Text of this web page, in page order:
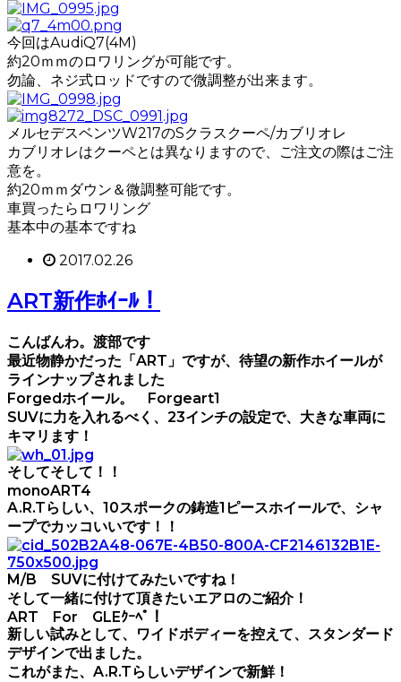
今回はAudiQ7(4M)
約20ｍｍのロワリングが可能です。
勿論、ネジ式ロッドですので微調整が出来ます。
メルセデスベンツW217のSクラスクーペ/カブリオレ
カブリオレはクーペとは異なりますので、ご注文の際はご注
意を。
約20ｍｍダウン＆微調整可能です。
車買ったらロワリング
基本中の基本ですね
2017.02.26
ART新作ﾎｲｰﾙ！
こんばんわ。渡部です
最近物静かだった「ART」ですが、待望の新作ホイールが
ラインナップされました
Forgedホイール。 Forgeart1
SUVに力を入れるべく、23インチの設定で、大きな車両に
キマリます！
そしてそして！！
monoART4
A.R.Tらしい、10スポークの鋳造1ピースホイールで、シャ
ープでカッコいいです！！
M/B SUVに付けてみたいですね！
そして一緒に付けて頂きたいエアロのご紹介！
ART For GLEｸｰﾍﾟ！
新しい試みとして、ワイドボディーを控えて、スタンダード
デザインで出ました。
これがまた、A.R.Tらしいデザインで新鮮！